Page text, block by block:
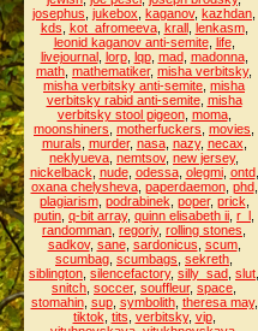
josephus jukebox kaganov, kazhdan
kds kot_afromeeva, krall, lenkasm,
leonid kaganov anti-semite, life,
livejournal, lorp, lqp, mad, madonna,
math mathematiker, misha verbitsky,
misha verbitsky anti-semite misha
verbitsky rabid anti-semite, misha
verbitsky stool pigeon, moma,
moonshiners motherfuckers movies
murals murder, nasa, nazy, necax
neklyueva nemtsov, new jersey,
nickelback nude, odessa, olegmi, ontd,
oxana chelysheva, paperdaemon, phd,
plagiarism, podrabinek poper, prick
putin q-bit array, quinn elisabeth ii r_l
randomman regoriy, rolling stones
sadkov, sane, sardonicus scum,
scumbag scumbags sekreth
siblington silencefactory, silly_sad slut
snitch soccer, souffleur, space
stomahin, sup, symbolith, theresa may,
tiktok tits verbitsky, vip,